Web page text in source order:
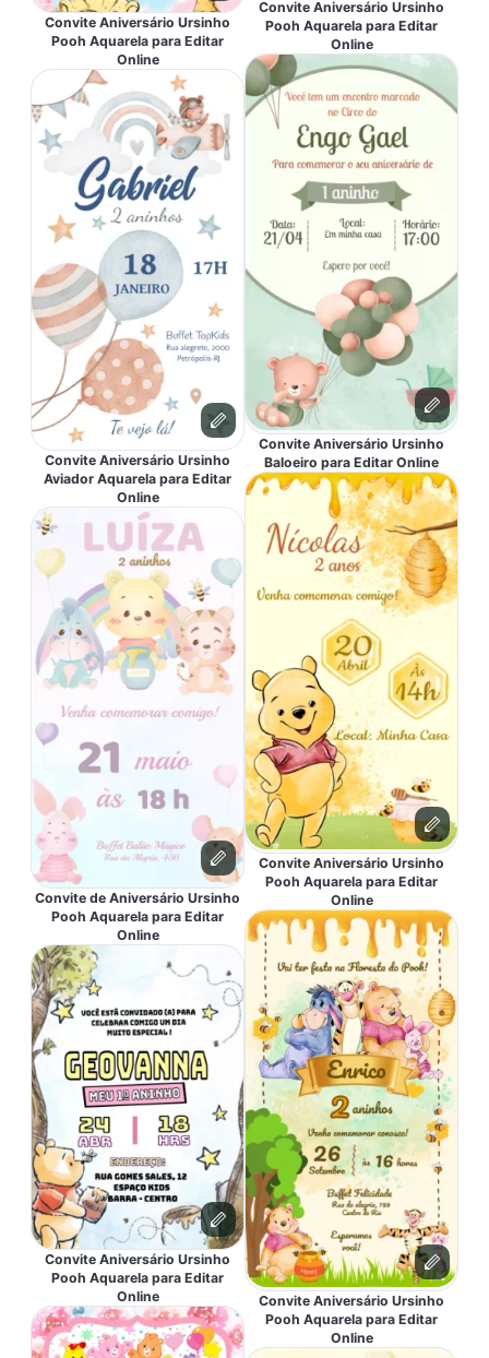
Convite Aniversário Ursinho
Pooh Aquarela para Editar
Online
Convite Aniversário Ursinho
Aviador Aquarela para Editar
Online
Convite de Aniversário Ursinho
Pooh Aquarela para Editar
Online
Convite Aniversário Ursinho
Pooh Aquarela para Editar
Online
Convite Aniversário Ursinho
Pooh Aquarela para Editar
Online
Convite Aniversário Ursinho
Baloeiro para Editar Online
Convite Aniversário Ursinho
Pooh Aquarela para Editar
Online
Convite Aniversário Ursinho
Pooh Aquarela para Editar
Online